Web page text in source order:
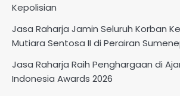
Kepolisian
Jasa Raharja Jamin Seluruh Korban
Mutiara Sentosa II di Perairan
Jasa Raharja Raih Penghargaan di
Indonesia Awards 2026